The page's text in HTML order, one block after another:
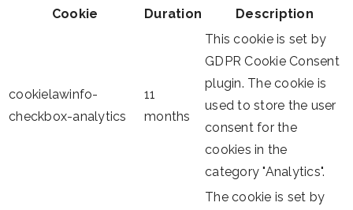
Cookie
Duration Description
cookielawinfo-
checkbox-analytics
11
months
This cookie is set by
GDPR Cookie Consent
plugin. The cookie is
used to store the user
consent for the
cookies in the
category "Analytics".
The cookie is set by